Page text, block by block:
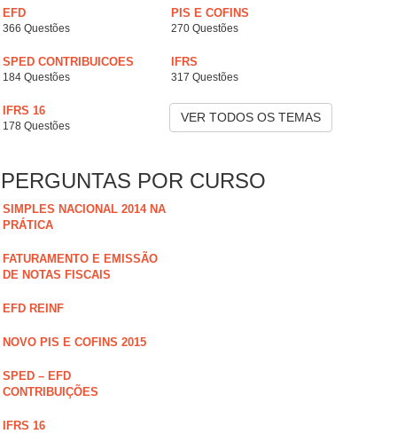
EFD
366 Questões
PIS E COFINS
270 Questões
SPED CONTRIBUICOES
184 Questões
IFRS
317 Questões
IFRS 16
178 Questões
VER TODOS OS TEMAS
PERGUNTAS POR CURSO
SIMPLES NACIONAL 2014 NA
PRÁTICA
FATURAMENTO E EMISSÃO
DE NOTAS FISCAIS
EFD REINF
NOVO PIS E COFINS 2015
SPED – EFD
CONTRIBUIÇÕES
IFRS 16